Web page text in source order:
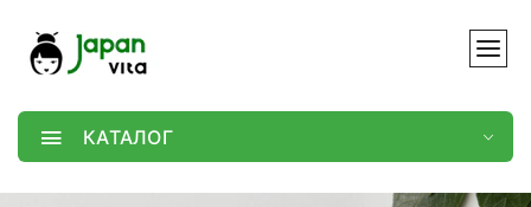
КАТАЛОГ